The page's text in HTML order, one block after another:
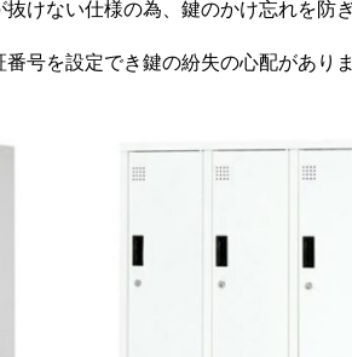
抜けない仕様の為、鍵のかけ忘れを防
番号を設定でき鍵の紛失の心配があり